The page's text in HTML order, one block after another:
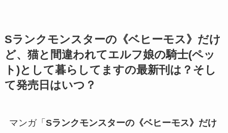
Sランクモンスターの《ベヒーモス》だけ
ど、猫と間違われてエルフ娘の騎士(ペッ
ト)として暮らしてますの最新刊は？そし
て発売日はいつ？
マンガ「 Sランクモンスターの《ベヒーモス》だけ